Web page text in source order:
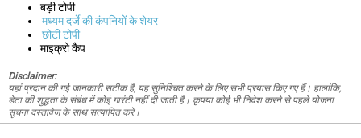
बड़ी टोपी
मध्यम दर्जे की कंपनियों के शेयर
छोटी टोपी
माइक्रो कैप
Disclaimer:
यहां प्रदान की गई जानकारी सटीक है, यह सुनिश्चित करने के लिए सभी प्रयास किए गए हैं। हालांकि,
डेटा की शुद्धता के संबंध में कोई गारंटी नहीं दी जाती है। कृपया कोई भी निवेश करने से पहले योजना
सूचना दस्तावेज के साथ सत्यापित करें।